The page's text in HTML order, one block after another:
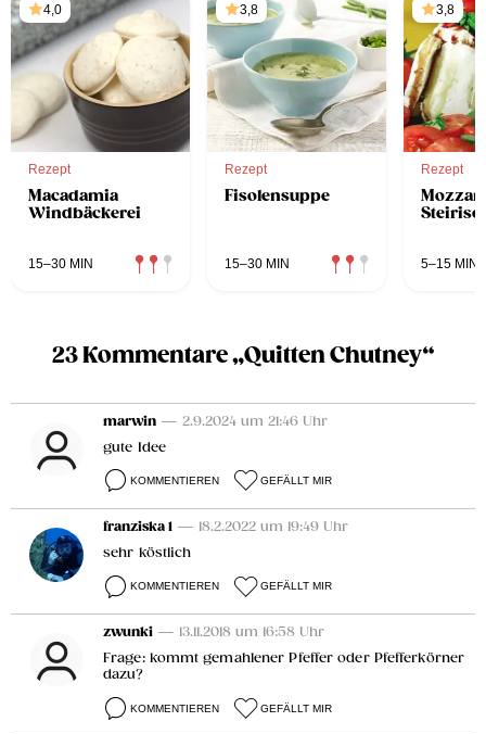
4,0
Rezept
Macadamia
Windbäckerei
15–30 MIN
3,8
Rezept
Fisolensuppe
15–30 MIN
3,8
Rezept
5–15 MIN
23 Kommentare „Quitten Chutney“
marwin — 2.9.2024 um 21:46 Uhr
gute Idee
KOMMENTIEREN GEFÄLLT MIR
franziska 1 — 18.2.2022 um 19:49 Uhr
sehr köstlich
KOMMENTIEREN GEFÄLLT MIR
zwunki — 13.11.2018 um 16:58 Uhr
Frage: kommt gemahlener Pfeffer oder Pfefferkörner
dazu?
KOMMENTIEREN GEFÄLLT MIR